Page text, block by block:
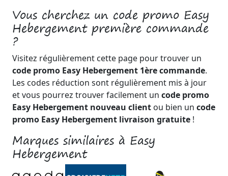
Vous cherchez un code promo Easy
Hebergement première commande
?
Visitez régulièrement cette page pour trouver un
code promo Easy Hebergement 1ère commande.
Les codes réduction sont régulièrement mis à jour
et vous pourrez trouver facilement un code promo
Easy Hebergement nouveau client ou bien un code
promo Easy Hebergement livraison gratuite !
Marques similaires à Easy
Hebergement